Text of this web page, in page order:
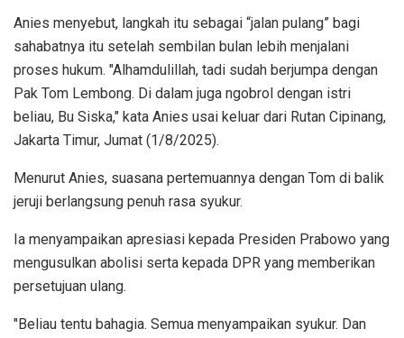
Anies menyebut, langkah itu sebagai “jalan pulang” bagi
sahabatnya itu setelah sembilan bulan lebih menjalani
proses hukum. "Alhamdulillah, tadi sudah berjumpa dengan
Pak Tom Lembong. Di dalam juga ngobrol dengan istri
beliau, Bu Siska," kata Anies usai keluar dari Rutan Cipinang,
Jakarta Timur, Jumat (1/8/2025).
Menurut Anies, suasana pertemuannya dengan Tom di balik
jeruji berlangsung penuh rasa syukur.
Ia menyampaikan apresiasi kepada Presiden Prabowo yang
mengusulkan abolisi serta kepada DPR yang memberikan
persetujuan ulang.
"Beliau tentu bahagia. Semua menyampaikan syukur. Dan